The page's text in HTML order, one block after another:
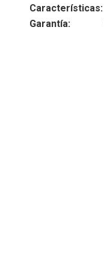
Características:
Garantía: